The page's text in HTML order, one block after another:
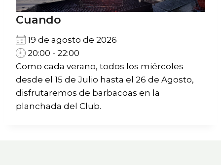
Cuando
19 de agosto de 2026
20:00 - 22:00
Como cada verano, todos los miércoles
desde el 15 de Julio hasta el 26 de Agosto,
disfrutaremos de barbacoas en la
planchada del Club.